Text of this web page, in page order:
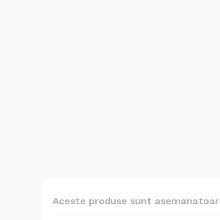
Aceste produse sunt